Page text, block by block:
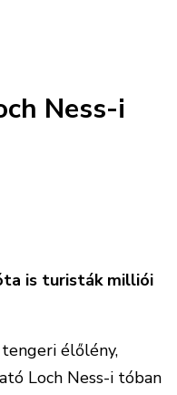
Ness-i
is turisták milliói
élőlény,
Loch Ness-i tóban